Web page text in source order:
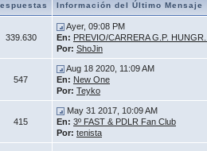
Información del Último Mensaje
339.630
Ayer, 09:08 PM
En: PREVIO/CARRERA G.P. HUNGR...
Por: ShoJin
547
Aug 18 2020, 11:09 AM
En: New One
Por: Teyko
415
May 31 2017, 10:09 AM
En: 3º FAST & PDLR Fan Club
Por: tenista